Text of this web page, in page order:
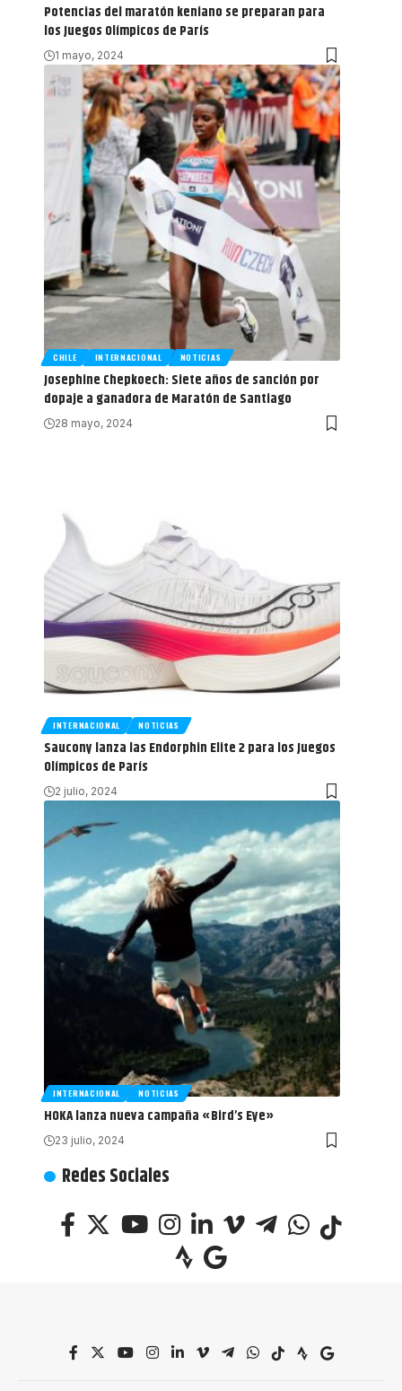
Potencias del maratón keniano se preparan para
los Juegos Olímpicos de París
1 mayo, 2024
CHILE INTERNACIONAL NOTICIAS
Josephine Chepkoech: Siete años de sanción por
dopaje a ganadora de Maratón de Santiago
28 mayo, 2024
INTERNACIONAL NOTICIAS
Saucony lanza las Endorphin Elite 2 para los Juegos
Olímpicos de París
2 julio, 2024
INTERNACIONAL NOTICIAS
HOKA lanza nueva campaña «Bird’s Eye»
23 julio, 2024
Redes Sociales